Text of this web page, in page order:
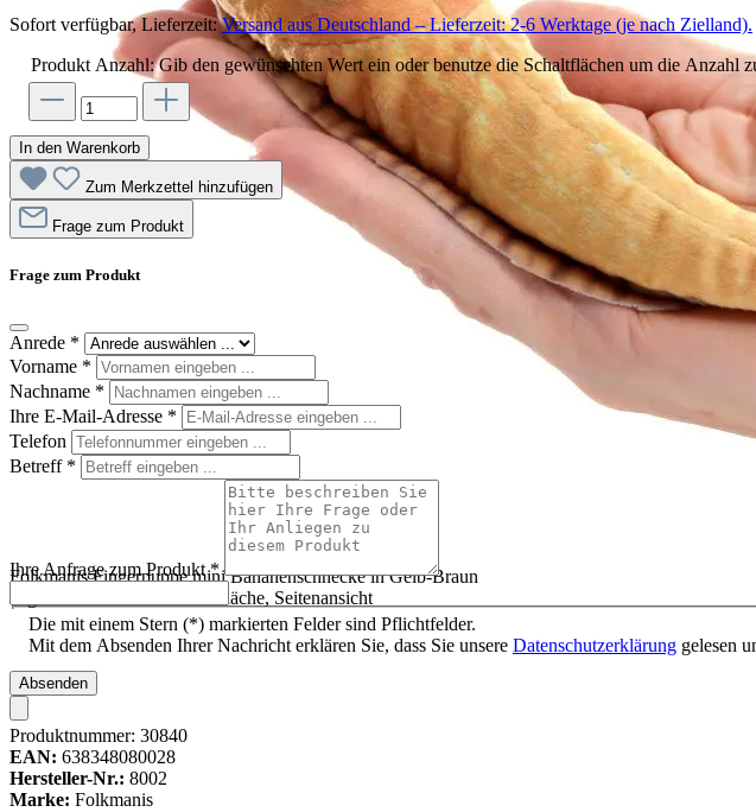
Folkmanis Fingerpuppe mini Bananenschnecke in Gelb-Braun
liegt auf einer offenen Handfläche, Seitenansicht
Sofort verfügbar, Lieferzeit:Versand aus Deutschland – Lieferzeit: 2-6 Werktage (je nach Zielland).
Produkt Anzahl: Gib den gewünschten Wert ein oder benutze die Schaltflächen um die Anzahl
In den Warenkorb
Zum Merkzettel hinzufügen
Frage zum Produkt
Frage zum Produkt
Anrede *
Vorname *
Nachname *
Ihre E-Mail-Adresse *
Telefon
Betreff *
Ihre Anfrage zum Produkt*
Die mit einem Stern (*) markierten Felder sind Pflichtfelder.
Mit dem Absenden Ihrer Nachricht erklären Sie, dass Sie unsere Datenschutzerklärung gelesen
Absenden
Produktnummer: 30840
EAN: 638348080028
Hersteller-Nr.: 8002
Marke: Folkmanis